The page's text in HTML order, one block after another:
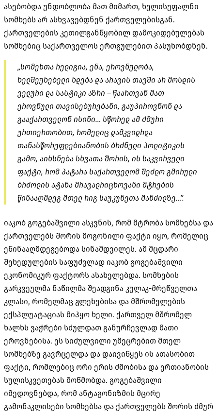
ასებობდა უნდობლობა მათ მიმართ, ხელისუფალნი
სომხებს არ ასხვავებდნენ ქართველებისგან.
ქართველების კეთილგანწყობილ დამოკიდებულებას
სომხებიც საქართველოს ერთგულებით პასუხობდნენ.
„სომეხთა რელიგია, ენა, ეროვნულობა,
ხელშეუხებელი ხდება და არავის თავში არ მოსდის
ველური და სასტიკი აზრი – წაართვან მათ
ეროვნული თავისებურებანი, გაუპიროვნონ და
გააქართველონ ისინი… სწორედ ამ ძმური
ურთიერთობით, რომელიც დამკვიდრდა
თანასწორუფლებიანობის ბრძნული პოლიტიკის
გამო, აიხსნება სხვათა შორის, ის საკვირველი
ფაქტი, რომ პატარა საქართველომ შეძლო გმირული
ბრძოლის ატანა მრავალრიცხოვანი მტრების
წინააღმდეგ მთელ რიგ საუკუნეთა მანძილზე…”.
იაკობ გოგებაშვილი ასკვნის, რომ მტრობა სომხებსა და
ქართველებს შორის მოგონილი ფაქტი იყო, რომელიც
ეწინააღმდეგებოდა სინამდვილეს. ამ მცდარი
შეხედულების საფუძვლად იაკობ გოგებაშვილი
ეკონომიკურ ფაქტორს ასახელებდა. სომხების
გარკვეულმა ნაწილმა შეადგინა კულაკ-მრეწველთა
კლასი, რომელმაც გლეხებისა და მშრომელების
ექსპლუატაციას მიჰყო ხელი. ქართველ მშრომელ
ხალხს ვაჭრები სძულდათ განურჩევლად მათი
ეროვნებისა. ეს სიძულვილი უმეცრებით მთელ
სომხებზე გავრცელდა და დაივიწყეს ის ათასობით
ფაქტი, რომლებიც ორი ერის ძმობისა და ერთიანობის
სულისკვეთებას მოწმობდა. გოგებაშვილი
იმედოვნებდა, რომ ანტაგონიზმის მცირე
გამონაკლისები სომხებსა და ქართველებს შორის ძმურ